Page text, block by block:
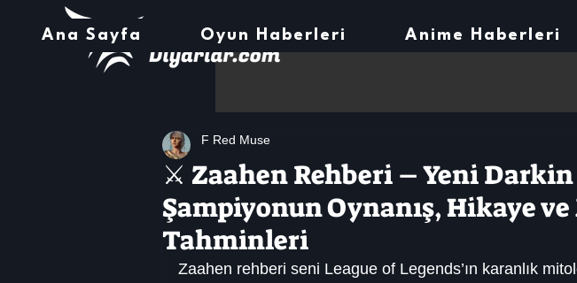
Ana Sayfa Oyun Haberleri Anime Haberleri
⚔️ Zaahen Rehberi – Yeni Darkin
Şampiyonun Oynanış, Hikaye
Tahminleri
F Red Muse
Zaahen rehberi seni League of Legends’ın karanlık